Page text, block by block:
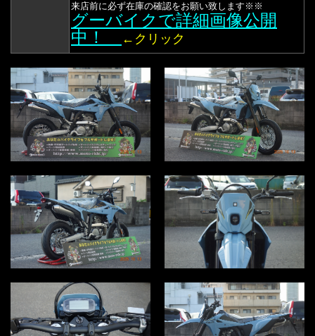
来店前に必ず在庫の確認をお願い致します※※
グーバイクで詳細画像公開
中！
←クリック